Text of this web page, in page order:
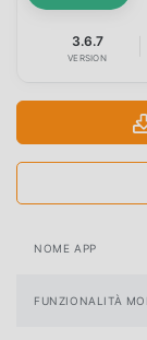
3.6.7
VERSION
NOME APP
FUNZIONALITÀ